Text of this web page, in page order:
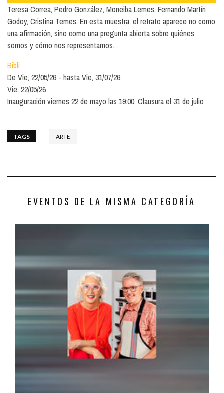
Teresa Correa, Pedro González, Moneiba Lemes, Fernando Martín
Godoy, Cristina Temes. En esta muestra, el retrato aparece no como
una afirmación, sino como una pregunta abierta sobre quiénes
somos y cómo nos representamos.
Bibli
De Vie, 22/05/26 hastaVie, 31/07/26
Vie, 22/05/26
Inauguración viernes 22 de mayo las 19:00. Clausura el 31 de julio
TAGS ARTE
EVENTOS DE LA MISMA CATEGORÍA